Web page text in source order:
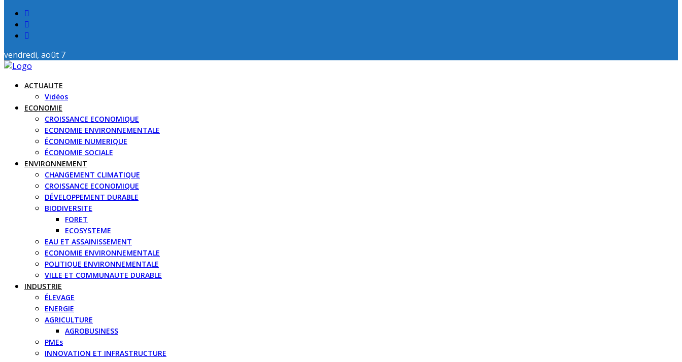
vendredi, août 7
ACTUALITE
Vidéos
ECONOMIE
CROISSANCE ECONOMIQUE
ECONOMIE ENVIRONNEMENTALE
ÉCONOMIE NUMERIQUE
ÉCONOMIE SOCIALE
ENVIRONNEMENT
CHANGEMENT CLIMATIQUE
CROISSANCE ECONOMIQUE
DÉVELOPPEMENT DURABLE
BIODIVERSITE
FORET
ECOSYSTEME
EAU ET ASSAINISSEMENT
ECONOMIE ENVIRONNEMENTALE
POLITIQUE ENVIRONNEMENTALE
VILLE ET COMMUNAUTE DURABLE
INDUSTRIE
ÉLEVAGE
ENERGIE
AGRICULTURE
AGROBUSINESS
PMEs
INNOVATION ET INFRASTRUCTURE